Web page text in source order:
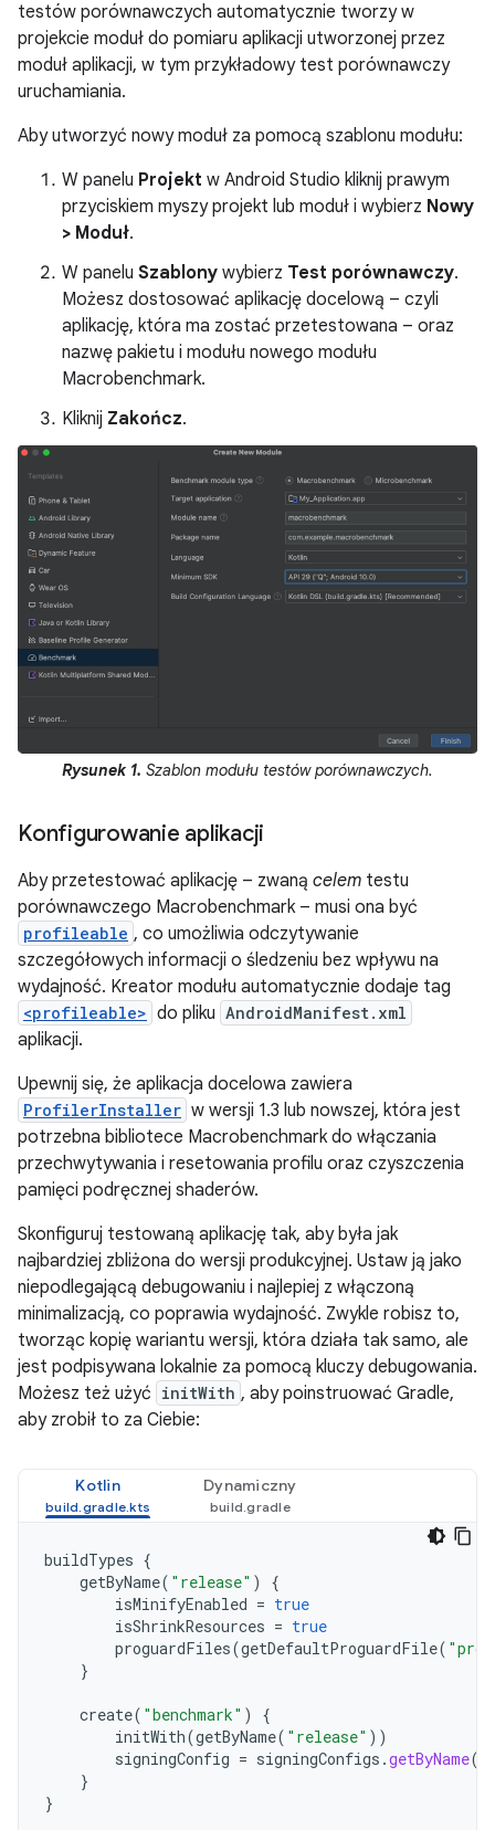
testów porównawczych automatycznie tworzy w
projekcie moduł do pomiaru aplikacji utworzonej przez
moduł aplikacji, w tym przykładowy test porównawczy
uruchamiania.
Aby utworzyć nowy moduł za pomocą szablonu modułu:
W panelu Projekt w Android Studio kliknij prawym
przyciskiem myszy projekt lub moduł i wybierz Nowy
> Moduł.
W panelu Szablony wybierz Test porównawczy.
Możesz dostosować aplikację docelową – czyli
aplikację, która ma zostać przetestowana – oraz
nazwę pakietu i modułu nowego modułu
Macrobenchmark.
Kliknij Zakończ.
Rysunek 1. Szablon modułu testów porównawczych.
Konfigurowanie aplikacji
Aby przetestować aplikację – zwaną celem testu
porównawczego Macrobenchmark – musi ona być
profileable , co umożliwia odczytywanie
szczegółowych informacji o śledzeniu bez wpływu na
wydajność. Kreator modułu automatycznie dodaje tag
<profileable> do pliku AndroidManifest.xml
aplikacji.
Upewnij się, że aplikacja docelowa zawiera
ProfilerInstaller w wersji 1.3 lub nowszej, która jest
potrzebna bibliotece Macrobenchmark do włączania
przechwytywania i resetowania profilu oraz czyszczenia
pamięci podręcznej shaderów.
Skonfiguruj testowaną aplikację tak, aby była jak
najbardziej zbliżona do wersji produkcyjnej. Ustaw ją jako
niepodlegającą debugowaniu i najlepiej z włączoną
minimalizacją, co poprawia wydajność. Zwykle robisz to,
tworząc kopię wariantu wersji, która działa tak samo, ale
jest podpisywana lokalnie za pomocą kluczy debugowania.
Możesz też użyć initWith , aby poinstruować Gradle,
aby zrobił to za Ciebie:
Kotlin Dynamiczny
buildTypes {
getByName( "release" )
{
isMinifyEnabled = true
isShrinkResources = true
proguardFiles(getDefaultProguardFile(
}
create( "benchmark" )
{
initWith(getByName( "release" ))
signingConfig = signingConfigs .getByName(
}
}